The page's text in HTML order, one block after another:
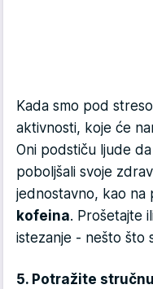
Kada smo pod
aktivnosti, koje će
Oni podstiču ljude
poboljšali svoje
jednostavno, kao na
kofeina. Prošetajte
istezanje - nešto što
5. Potražite